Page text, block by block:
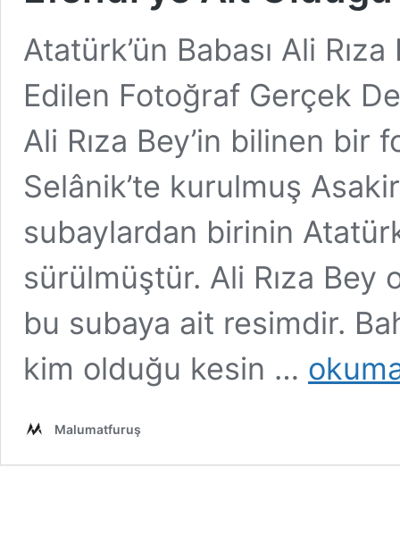
Atatürk’ün Babası Ali
Edilen Fotoğraf Gerçek
Ali Rıza Bey’in bilinen bir
Selânik’te kurulmuş
subaylardan birinin
sürülmüştür. Ali Rıza
bu subaya ait resimdir.
kim olduğu kesin …
Fotoğrafın
Atatürk’ün
Ait
Malumatfuruş